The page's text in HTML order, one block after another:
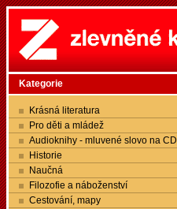
Kategorie
Krásná literatura
Pro děti a mládež
Audioknihy - mluvené slovo na CD
Historie
Naučná
Filozofie a náboženství
Cestování, mapy